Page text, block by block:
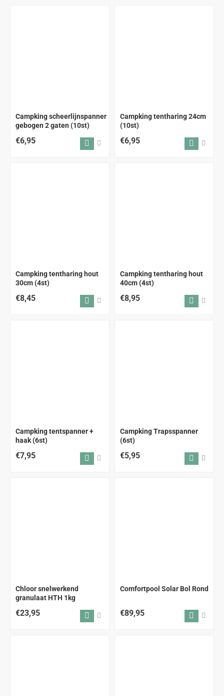
Campking scheerlijnspanner
gebogen 2 gaten (10st)
€6,95
Campking tentharing 24cm
(10st)
€6,95
Campking tentharing hout
30cm (4st)
€8,45
Campking tentharing hout
40cm (4st)
€8,95
Campking tentspanner +
haak (6st)
€7,95
Campking Trapsspanner
(6st)
€5,95
Chloor snelwerkend
granulaat HTH 1kg
€23,95
Comfortpool Solar Bol Rond
€89,95